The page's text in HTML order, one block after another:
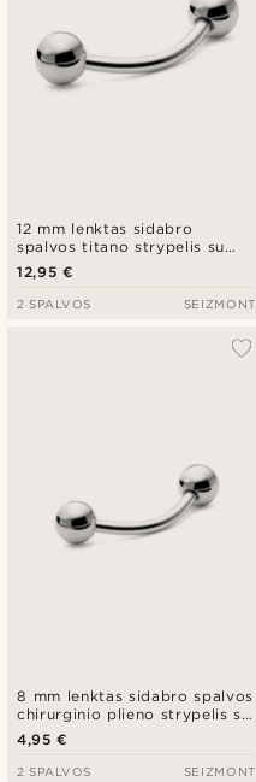
12 mm lenktas sidabro
spalvos titano strypelis su
rutuliuku
12,95 €
2 SPALVOS SEIZMONT
8 mm lenktas sidabro spalvos
chirurginio plieno strypelis su
rutuliuku
4,95 €
2 SPALVOS SEIZMONT